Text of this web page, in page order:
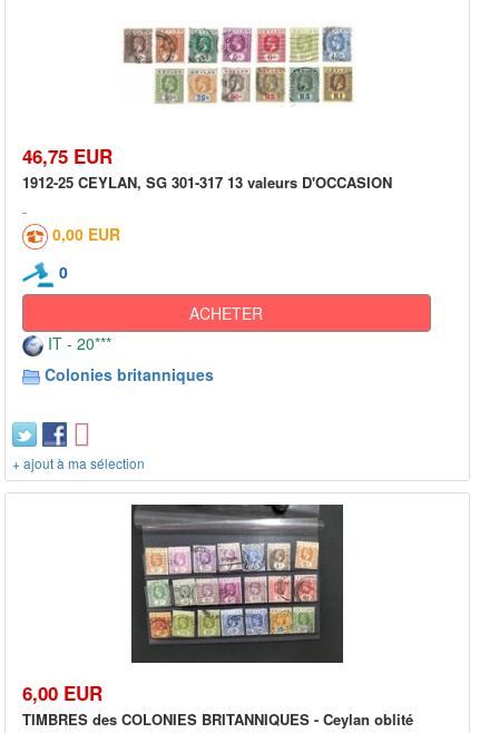
46,75 EUR
1912-25 CEYLAN, SG 301-317 13 valeurs D'OCCASION
0,00 EUR
0
ACHETER
IT - 20***
Colonies britanniques
+ ajout à ma sélection
6,00 EUR
TIMBRES des COLONIES BRITANNIQUES - Ceylan oblité